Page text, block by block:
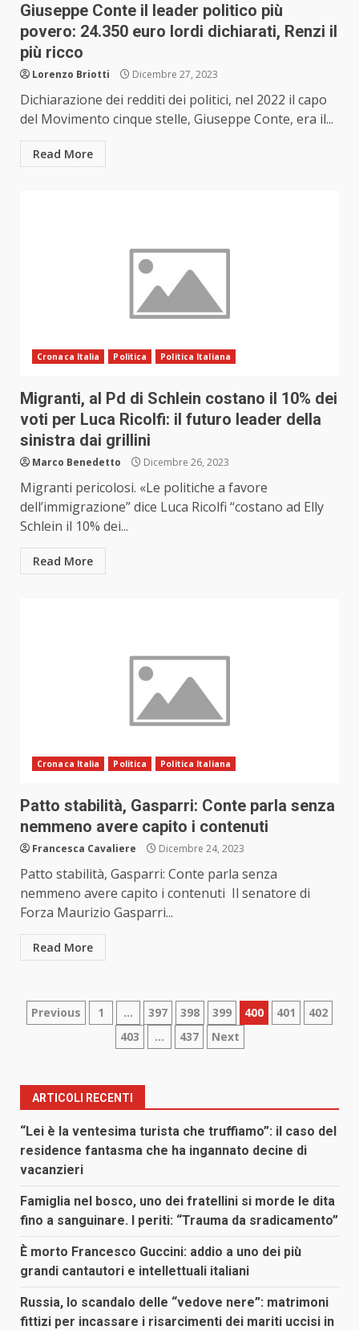
Giuseppe Conte il leader politico più
povero: 24.350 euro lordi dichiarati, Renzi il
più ricco
Lorenzo Briotti Dicembre 27, 2023
Dichiarazione dei redditi dei politici, nel 2022 il capo
del Movimento cinque stelle, Giuseppe Conte, era il...
Read More
Cronaca Italia Politica Politica Italiana
Migranti, al Pd di Schlein costano il 10% dei
voti per Luca Ricolfi: il futuro leader della
sinistra dai grillini
Marco Benedetto Dicembre 26, 2023
Migranti pericolosi. «Le politiche a favore
dell’immigrazione” dice Luca Ricolfi “costano ad Elly
Schlein il 10% dei...
Read More
Cronaca Italia Politica Politica Italiana
Patto stabilità, Gasparri: Conte parla senza
nemmeno avere capito i contenuti
Francesca Cavaliere Dicembre 24, 2023
Patto stabilità, Gasparri: Conte parla senza
nemmeno avere capito i contenuti Il senatore di
Forza Maurizio Gasparri...
Read More
Paginazione
articoli
Previous 1 … 397 398 399 400 401
402
403
… 437 Next
ARTICOLI RECENTI
“Lei è la ventesima turista che truffiamo”: il caso del
residence fantasma che ha ingannato decine di
vacanzieri
Famiglia nel bosco, uno dei fratellini si morde le dita
fino a sanguinare. I periti: “Trauma da sradicamento”
È morto Francesco Guccini: addio a uno dei più
grandi cantautori e intellettuali italiani
Russia, lo scandalo delle “vedove nere”: matrimoni
fittizi per incassare i risarcimenti dei mariti uccisi in